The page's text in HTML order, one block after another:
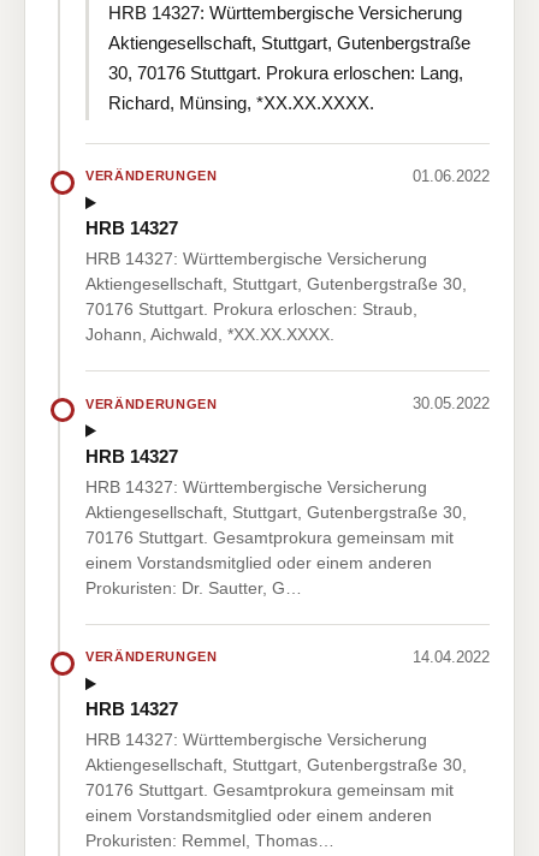
HRB 14327: Württembergische Versicherung
Aktiengesellschaft, Stuttgart, Gutenbergstraße
30, 70176 Stuttgart. Prokura erloschen: Lang,
Richard, Münsing, *XX.XX.XXXX.
VERÄNDERUNGEN 01.06.2022
HRB 14327
HRB 14327: Württembergische Versicherung
Aktiengesellschaft, Stuttgart, Gutenbergstraße 30,
70176 Stuttgart. Prokura erloschen: Straub,
Johann, Aichwald, *XX.XX.XXXX.
VERÄNDERUNGEN 30.05.2022
HRB 14327
HRB 14327: Württembergische Versicherung
Aktiengesellschaft, Stuttgart, Gutenbergstraße 30,
70176 Stuttgart. Gesamtprokura gemeinsam mit
einem Vorstandsmitglied oder einem anderen
Prokuristen: Dr. Sautter, G…
VERÄNDERUNGEN 14.04.2022
HRB 14327
HRB 14327: Württembergische Versicherung
Aktiengesellschaft, Stuttgart, Gutenbergstraße 30,
70176 Stuttgart. Gesamtprokura gemeinsam mit
einem Vorstandsmitglied oder einem anderen
Prokuristen: Remmel, Thomas…